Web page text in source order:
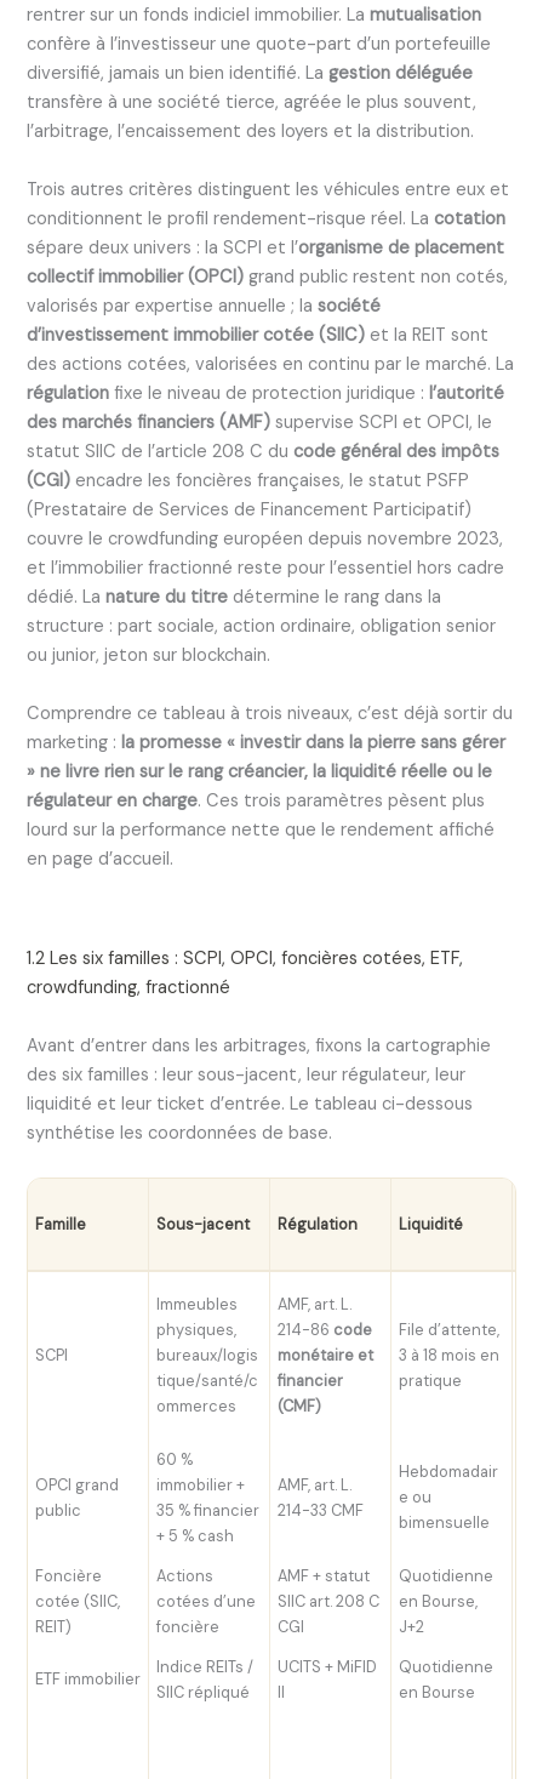
rentrer sur un fonds indiciel immobilier. Lamutualisation
confère à l’investisseur une quote-part d’un portefeuille
diversifié, jamais un bien identifié. La gestion déléguée
transfère à une société tierce, agréée le plus souvent,
l’arbitrage, l’encaissement des loyers et la distribution.
Trois autres critères distinguent les véhicules entre eux et
conditionnent le profil rendement-risque réel. Lacotation
sépare deux univers : la SCPI et l’organisme de placement
collectif immobilier (OPCI) grand public restent non cotés,
valorisés par expertise annuelle ; lasociété
d’investissement immobilier cotée (SIIC) et la REIT sont
des actions cotées, valorisées en continu par le marché. La
régulation fixe le niveau de protection juridique :l’autorité
des marchés financiers (AMF) supervise SCPI et OPCI, le
statut SIIC de l’article 208 C ducode général des impôts
(CGI) encadre les foncières françaises, le statut PSFP
(Prestataire de Services de Financement Participatif)
couvre le crowdfunding européen depuis novembre 2023,
et l’immobilier fractionné reste pour l’essentiel hors cadre
dédié. Lanature du titre détermine le rang dans la
structure : part sociale, action ordinaire, obligation senior
ou junior, jeton sur blockchain.
Comprendre ce tableau à trois niveaux, c’est déjà sortir du
marketing :la promesse « investir dans la pierre sans gérer
» ne livre rien sur le rang créancier, la liquidité réelle ou le
régulateur en charge. Ces trois paramètres pèsent plus
lourd sur la performance nette que le rendement affiché
en page d’accueil.
1.2 Les six familles : SCPI, OPCI, foncières cotées, ETF,
crowdfunding, fractionné
Avant d’entrer dans les arbitrages, fixons la cartographie
des six familles : leur sous-jacent, leur régulateur, leur
liquidité et leur ticket d’entrée. Le tableau ci-dessous
synthétise les coordonnées de base.
Famille Sous-jacent Régulation Liquidité
SCPI
Immeubles
physiques,
bureaux/logis
tique/santé/c
ommerces
AMF, art. L.
214-86 code
monétaire et
financier
(CMF)
File d’attente,
3 à 18 mois en
pratique
OPCI grand
public
60 %
immobilier +
35 % financier
+ 5 % cash
AMF, art. L.
214-33 CMF
Hebdomadair
e ou
bimensuelle
Foncière
cotée (SIIC,
REIT)
Actions
cotées d’une
foncière
AMF + statut
SIIC art. 208 C
CGI
Quotidienne
en Bourse,
J+2
ETF immobilier
Indice REITs /
SIIC répliqué
UCITS + MiFID
II
Quotidienne
en Bourse